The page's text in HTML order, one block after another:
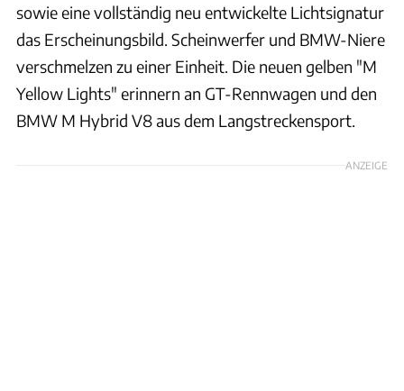
sowie eine vollständig neu entwickelte Lichtsignatur
das Erscheinungsbild. Scheinwerfer und BMW-Niere
verschmelzen zu einer Einheit. Die neuen gelben "M
Yellow Lights" erinnern an GT-Rennwagen und den
BMW M Hybrid V8 aus dem Langstreckensport.
ANZEIGE